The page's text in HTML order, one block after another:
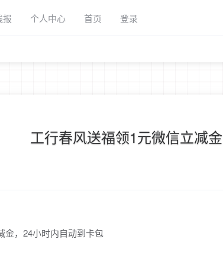
报 个人中心 首页 登录
工行春风送福领1元微信立减金
金，24小时内自动到卡包